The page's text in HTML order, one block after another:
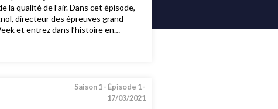
qualité de l’air. Dans cet épisode,
directeur des épreuves grand
et entrez dans l’histoire en
Saison 1 - Épisode 1 -
17/03/2021